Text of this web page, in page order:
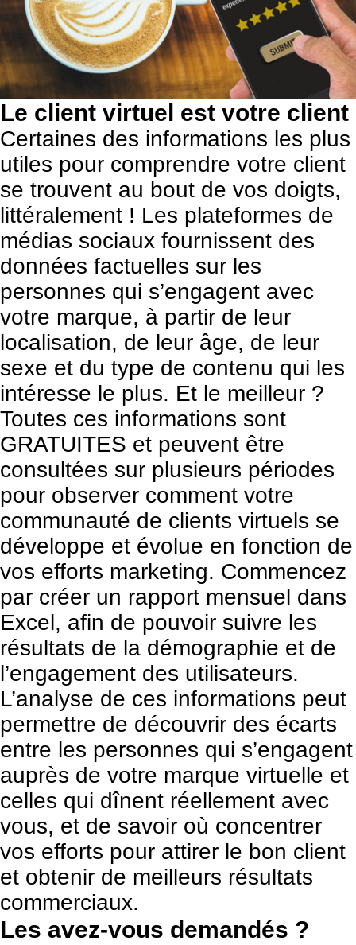
Le client virtuel est votre client
Certaines des informations les plus
utiles pour comprendre votre client
se trouvent au bout de vos doigts,
littéralement ! Les plateformes de
médias sociaux fournissent des
données factuelles sur les
personnes qui s’engagent avec
votre marque, à partir de leur
localisation, de leur âge, de leur
sexe et du type de contenu qui les
intéresse le plus. Et le meilleur ?
Toutes ces informations sont
GRATUITES et peuvent être
consultées sur plusieurs périodes
pour observer comment votre
communauté de clients virtuels se
développe et évolue en fonction de
vos efforts marketing. Commencez
par créer un rapport mensuel dans
Excel, afin de pouvoir suivre les
résultats de la démographie et de
l’engagement des utilisateurs.
L’analyse de ces informations peut
permettre de découvrir des écarts
entre les personnes qui s’engagent
auprès de votre marque virtuelle et
celles qui dînent réellement avec
vous, et de savoir où concentrer
vos efforts pour attirer le bon client
et obtenir de meilleurs résultats
commerciaux.
Les avez-vous demandés ?